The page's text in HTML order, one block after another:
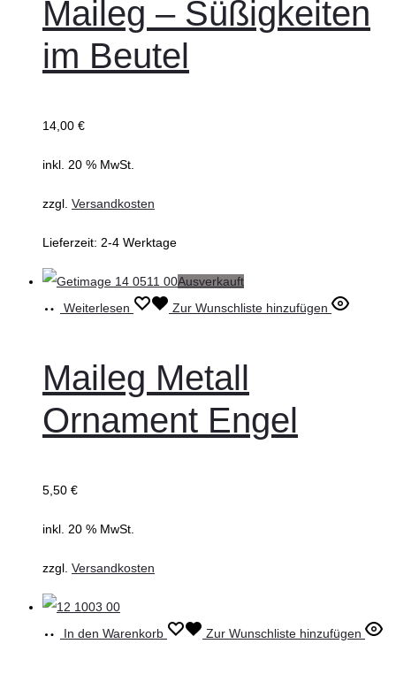
Maileg – Süßigkeiten
im Beutel
14,00 €
inkl. 20 % MwSt.
zzgl. Versandkosten
Lieferzeit: 2-4 Werktage
Ausverkauft
Weiterlesen
Zur Wunschliste hinzufügen
Maileg Metall
Ornament Engel
5,50 €
inkl. 20 % MwSt.
zzgl. Versandkosten
In den Warenkorb Zur Wunschliste hinzufügen